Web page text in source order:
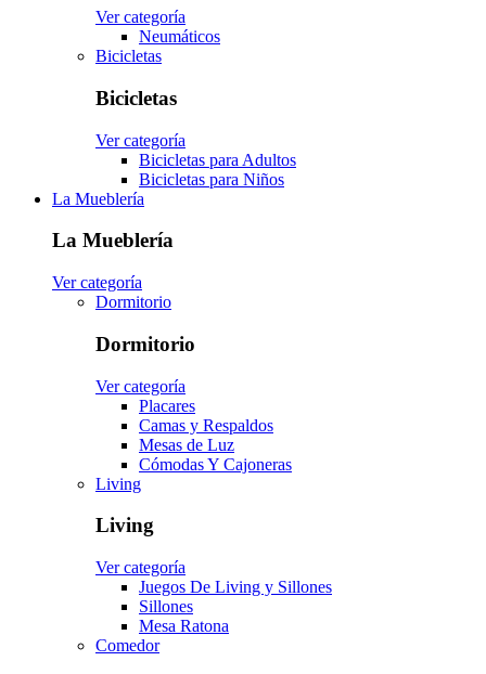
Ver categoría
Neumáticos
Bicicletas
Bicicletas
Ver categoría
Bicicletas para Adultos
Bicicletas para Niños
La Mueblería
La Mueblería
Ver categoría
Dormitorio
Dormitorio
Ver categoría
Placares
Camas y Respaldos
Mesas de Luz
Cómodas Y Cajoneras
Living
Living
Ver categoría
Juegos De Living y Sillones
Sillones
Mesa Ratona
Comedor